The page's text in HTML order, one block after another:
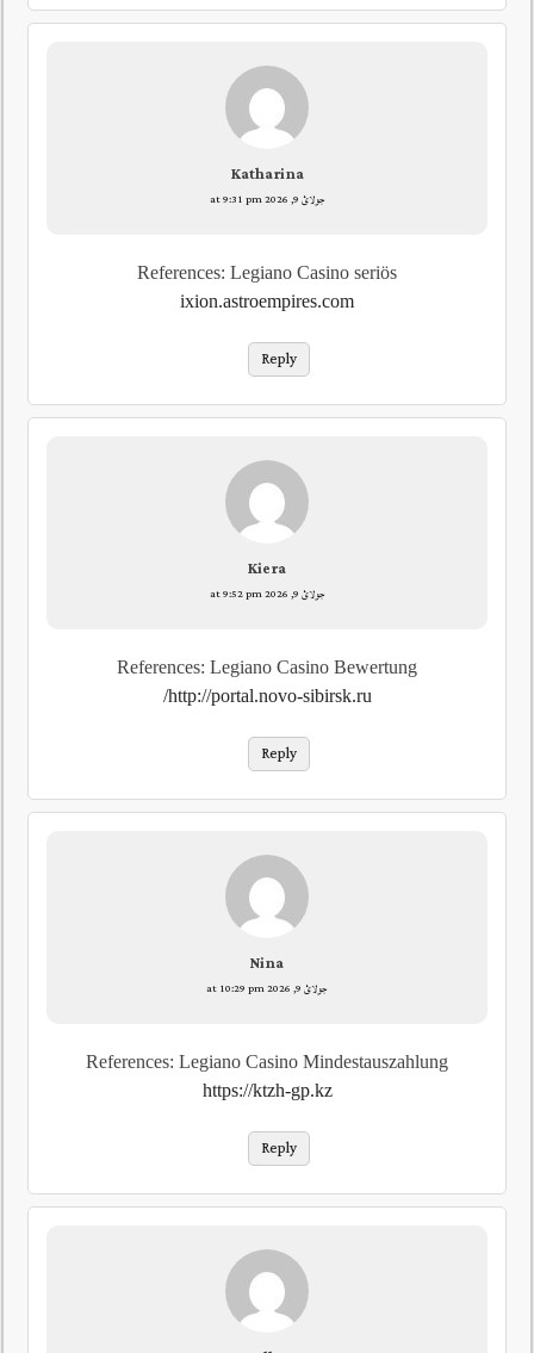
Katharina
جولائ 9, 2026 at 9:31 pm
References: Legiano Casino seriös
ixion.astroempires.com
Reply
Kiera
جولائ 9, 2026 at 9:52 pm
References: Legiano Casino Bewertung
http://portal.novo-sibirsk.ru/
Reply
Nina
جولائ 9, 2026 at 10:29 pm
References: Legiano Casino Mindestauszahlung
https://ktzh-gp.kz
Reply